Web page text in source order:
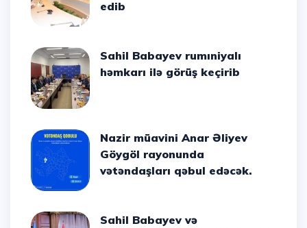
edib
Sahil Babayev rumıniyalı
həmkarı ilə görüş keçirib
Nazir müavini Anar Əliyev
Göygöl rayonunda
vətəndaşları qəbul edəcək.
Sahil Babayev və